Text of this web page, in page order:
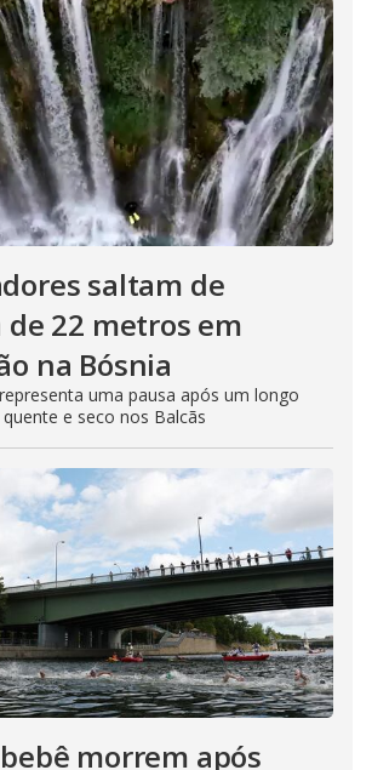
​​saltam de
de 22 metros em
na Bósnia
uma pausa após um longo
e seco nos Balcãs
morrem após